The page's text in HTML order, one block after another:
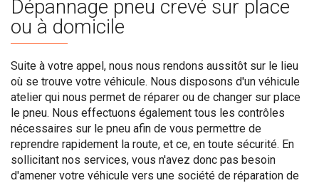
Dépannage pneu crevé sur place
ou à domicile
Suite à votre appel, nous nous rendons aussitôt sur le lieu
où se trouve votre véhicule. Nous disposons d'un véhicule
atelier qui nous permet de réparer ou de changer sur place
le pneu. Nous effectuons également tous les contrôles
nécessaires sur le pneu afin de vous permettre de
reprendre rapidement la route, et ce, en toute sécurité. En
sollicitant nos services, vous n'avez donc pas besoin
d'amener votre véhicule vers une société de réparation de